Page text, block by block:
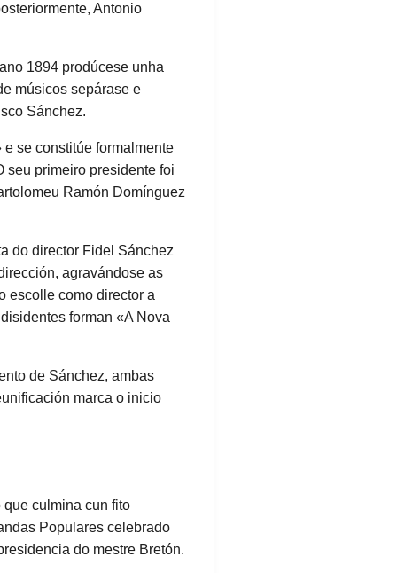
Antonio
1894 prodúcese unha
músicos sepárase e
Sánchez.
se constitúe formalmente
seu primeiro presidente foi
Ramón Domínguez
do director Fidel Sánchez
agravándose as
escolle como director a
forman «A Nova
de Sánchez, ambas
marca o inicio
culmina cun fito
Populares celebrado
do mestre Bretón.